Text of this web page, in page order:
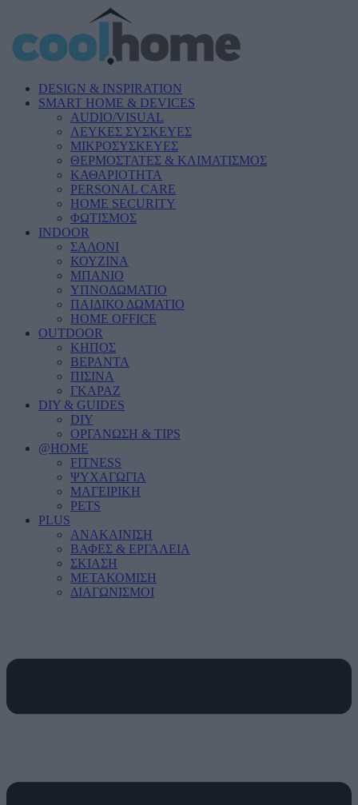
DESIGN & INSPIRATION
SMART HOME & DEVICES
AUDIO/VISUAL
ΛΕΥΚΕΣ ΣΥΣΚΕΥΕΣ
ΜΙΚΡΟΣΥΣΚΕΥΕΣ
ΘΕΡΜΟΣΤΑΤΕΣ & ΚΛΙΜΑΤΙΣΜΟΣ
ΚΑΘΑΡΙΟΤΗΤΑ
PERSONAL CARE
HOME SECURITY
ΦΩΤΙΣΜΟΣ
INDOOR
ΣΑΛΟΝΙ
ΚΟΥΖΙΝΑ
ΜΠΑΝΙΟ
ΥΠΝΟΔΩΜΑΤΙΟ
ΠΑΙΔΙΚΟ ΔΩΜΑΤΙΟ
HOME OFFICE
OUTDOOR
ΚΗΠΟΣ
ΒΕΡΑΝΤΑ
ΠΙΣΙΝΑ
ΓΚΑΡΑΖ
DIY & GUIDES
DIY
ΟΡΓΑΝΩΣΗ & TIPS
@HOME
FITNESS
ΨΥΧΑΓΩΓΙΑ
ΜΑΓΕΙΡΙΚΗ
PETS
PLUS
ΑΝΑΚΑΙΝΙΣΗ
ΒΑΦΕΣ & ΕΡΓΑΛΕΙΑ
ΣΚΙΑΣΗ
ΜΕΤΑΚΟΜΙΣΗ
ΔΙΑΓΩΝΙΣΜΟΙ